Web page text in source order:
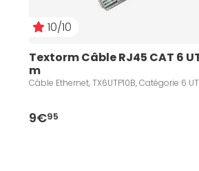
10/10
Textorm Câble RJ45 CAT 6
m
Câble Ethernet, TX6UTP10B, Catégorie 6
9€95